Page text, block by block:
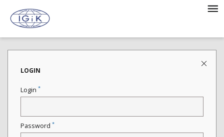
LOGIN
Login *
Password *